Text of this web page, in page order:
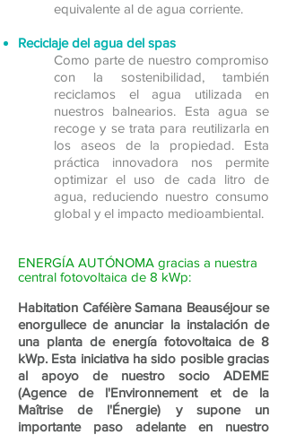
equivalente al de agua corriente.
Reciclaje del agua del spas
Como parte de nuestro compromiso
con la sostenibilidad, también
reciclamos el agua utilizada en
nuestros balnearios. Esta agua se
recoge y se trata para reutilizarla en
los aseos de la propiedad. Esta
práctica innovadora nos permite
optimizar el uso de cada litro de
agua, reduciendo nuestro consumo
global y el impacto medioambiental.
ENERGÍA AUTÓNOMA gracias a nuestra
central fotovoltaica de 8 kWp:
Habitation Caféière Samana Beauséjour se
enorgullece de anunciar la instalación de
una planta de energía fotovoltaica de 8
kWp. Esta iniciativa ha sido posible gracias
al apoyo de nuestro socio ADEME
(Agence de l'Environnement et de la
Maîtrise de l'Énergie) y supone un
importante paso adelante en nuestro